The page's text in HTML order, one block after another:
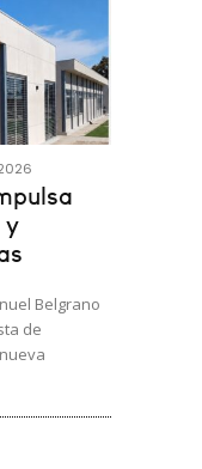
y
Belgrano
de